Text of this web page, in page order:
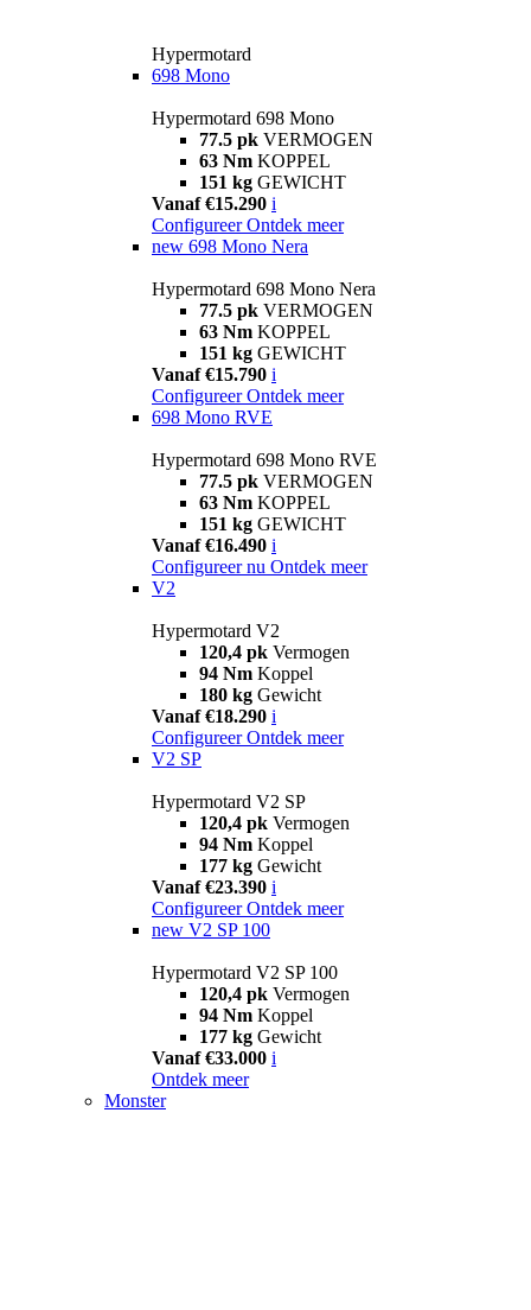
Hypermotard
698 Mono
Hypermotard 698 Mono
77.5 pk VERMOGEN
63 Nm KOPPEL
151 kg GEWICHT
Vanaf €15.290 i
Configureer Ontdek meer
new 698 Mono Nera
Hypermotard 698 Mono Nera
77.5 pk VERMOGEN
63 Nm KOPPEL
151 kg GEWICHT
Vanaf €15.790 i
Configureer Ontdek meer
698 Mono RVE
Hypermotard 698 Mono RVE
77.5 pk VERMOGEN
63 Nm KOPPEL
151 kg GEWICHT
Vanaf €16.490 i
Configureer nu Ontdek meer
V2
Hypermotard V2
120,4 pk Vermogen
94 Nm Koppel
180 kg Gewicht
Vanaf €18.290 i
Configureer Ontdek meer
V2 SP
Hypermotard V2 SP
120,4 pk Vermogen
94 Nm Koppel
177 kg Gewicht
Vanaf €23.390 i
Configureer Ontdek meer
new V2 SP 100
Hypermotard V2 SP 100
120,4 pk Vermogen
94 Nm Koppel
177 kg Gewicht
Vanaf €33.000 i
Ontdek meer
Monster